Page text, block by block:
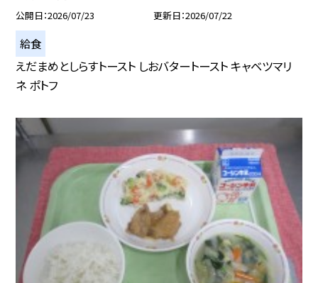
公開日 2026/07/23 更新日 2026/07/22
給食
えだまめとしらすトースト しおバタートースト キャベツマリ
ネ ポトフ